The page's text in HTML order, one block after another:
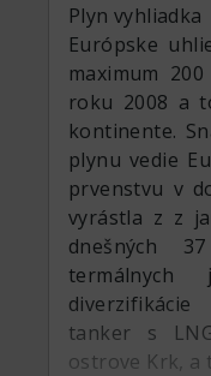
Plyn vyhliadka
Európske
maximum
roku 2008 a
kontinente.
plynu vedie
prvenstvu v
vyrástla z z
dnešných
tanker s
ostrove Krk, a